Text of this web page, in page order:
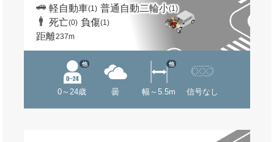
軽自動車(1) 普通自動二輪小(1)
死亡(0) 負傷(1)
距離237m
0～24歳
他
曇 幅～5.5m
他
信号なし